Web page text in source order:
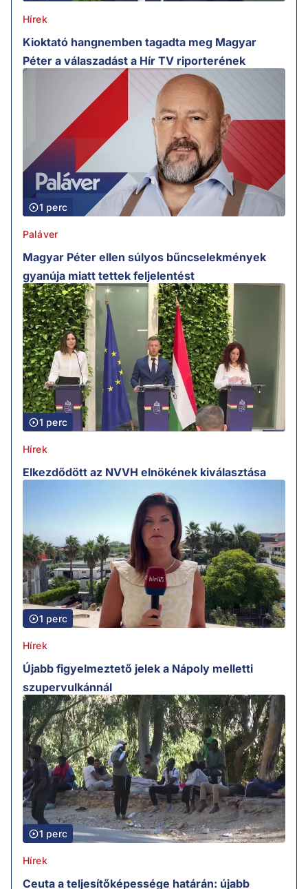
Hírek
Kioktató hangnemben tagadta meg Magyar
Péter a válaszadást a Hír TV riporterének
1 perc
Paláver
Magyar Péter ellen súlyos bűncselekmények
gyanúja miatt tettek feljelentést
1 perc
Hírek
Elkezdődött az NVVH elnökének kiválasztása
1 perc
Hírek
Újabb figyelmeztető jelek a Nápoly melletti
szupervulkánnál
1 perc
Hírek
Ceuta a teljesítőképessége határán: újabb